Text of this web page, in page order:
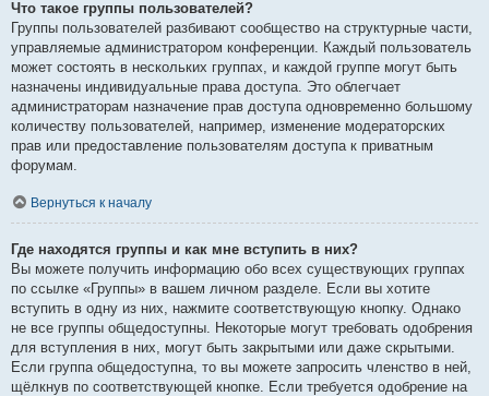
Что такое группы пользователей?
Группы пользователей разбивают сообщество на структурные части,
управляемые администратором конференции. Каждый пользователь
может состоять в нескольких группах, и каждой группе могут быть
назначены индивидуальные права доступа. Это облегчает
администраторам назначение прав доступа одновременно большому
количеству пользователей, например, изменение модераторских
прав или предоставление пользователям доступа к приватным
форумам.
Вернуться к началу
Где находятся группы и как мне вступить в них?
Вы можете получить информацию обо всех существующих группах
по ссылке «Группы» в вашем личном разделе. Если вы хотите
вступить в одну из них, нажмите соответствующую кнопку. Однако
не все группы общедоступны. Некоторые могут требовать одобрения
для вступления в них, могут быть закрытыми или даже скрытыми.
Если группа общедоступна, то вы можете запросить членство в ней,
щёлкнув по соответствующей кнопке. Если требуется одобрение на